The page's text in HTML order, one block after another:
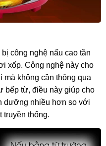
công nghệ nấu cao tần
xốp. Công nghệ này cho
mà không cần thông qua
bếp từ, điều này giúp cho
dưỡng nhiều hơn so với
truyền thống.